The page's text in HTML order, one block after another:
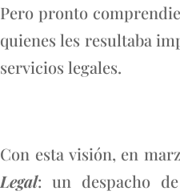
Pero pronto
quienes les resultaba
servicios legales.
Con esta visión, en
Legal: un despacho